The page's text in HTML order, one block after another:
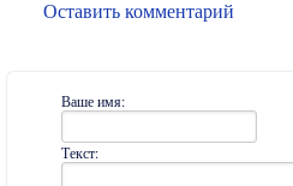
Оставить комментарий
Ваше имя:
Текст: